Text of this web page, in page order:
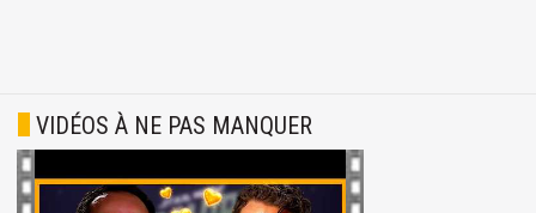
VIDÉOS À NE PAS MANQUER